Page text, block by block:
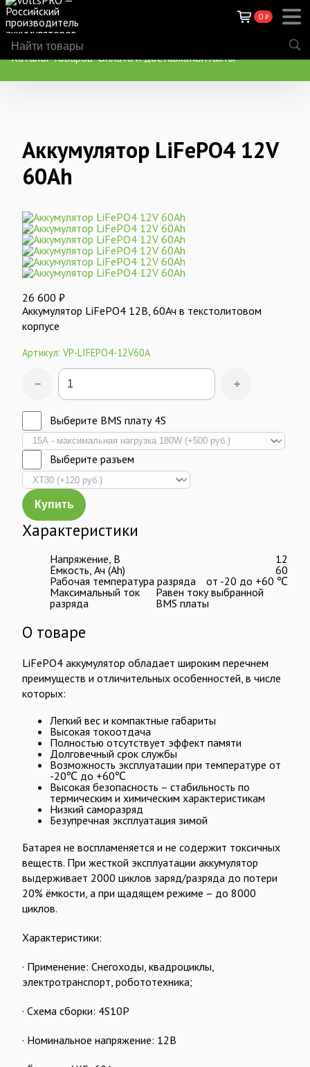
0 ₽
Каталог товаров Оплата и доставкаКонтакты
Аккумулятор LiFePO4 12V
60Ah
26 600 ₽
Аккумулятор LiFePO4 12В, 60Ач в текстолитовом
корпусе
Артикул: VP-LIFEPO4-12V60A
− +
Выберите BMS плату 4S
Выберите разъем
Купить
Характеристики
Напряжение, В
12
Ёмкость, Ач (Ah)
60
Рабочая температура разряда
от -20 до +60 ℃
Максимальный ток
разряда
Равен току выбранной
BMS платы
О товаре
LiFePO4 аккумулятор обладает широким перечнем
преимуществ и отличительных особенностей, в числе
которых:
Легкий вес и компактные габариты
Высокая токоотдача
Полностью отсутствует эффект памяти
Долговечный срок службы
Возможность эксплуатации при температуре от
-20℃ до +60℃
Высокая безопасность – стабильность по
термическим и химическим характеристикам
Низкий саморазряд
Безупречная эксплуатация зимой
Батарея не воспламеняется и не содержит токсичных
веществ. При жесткой эксплуатации аккумулятор
выдерживает 2000 циклов заряд/разряда до потери
20% ёмкости, а при щадящем режиме – до 8000
циклов.
Характеристики:
· Применение: Снегоходы, квадроциклы,
электротранспорт, робототехника;
· Схема сборки: 4S10P
· Номинальное напряжение: 12В